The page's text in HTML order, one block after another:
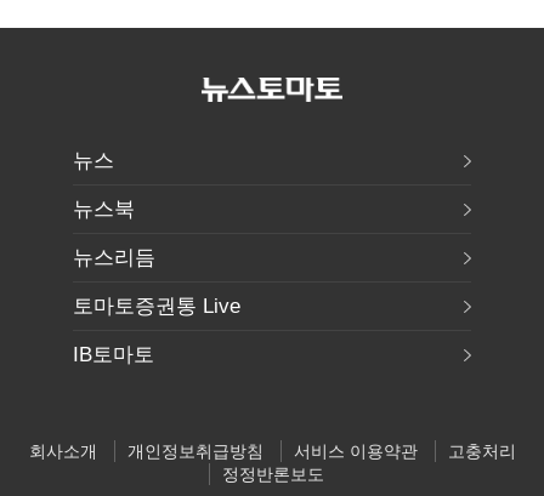
뉴스
뉴스북
뉴스리듬
토마토증권통 Live
IB토마토
회사소개 개인정보취급방침 서비스 이용약관
고충처리
정정반론보도